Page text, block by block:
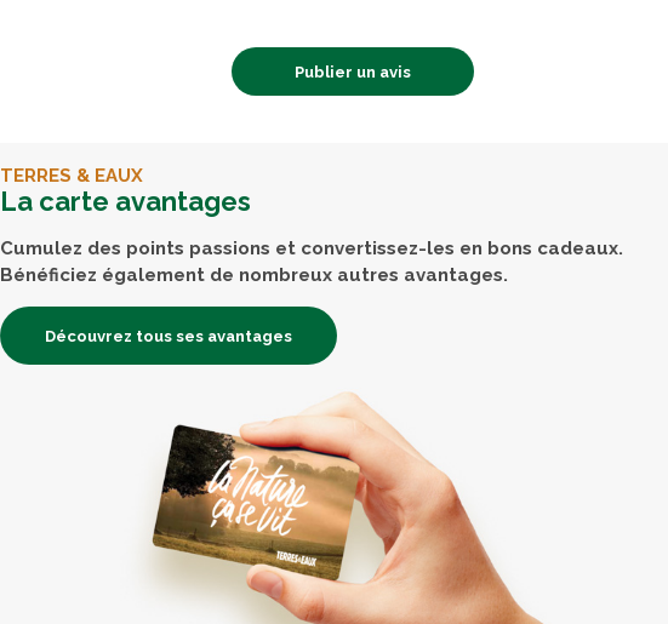
Publier un avis
TERRES & EAUX
La carte avantages
Cumulez des points passions et convertissez-les en bons cadeaux.
Bénéficiez également de nombreux autres avantages.
Découvrez tous ses avantages